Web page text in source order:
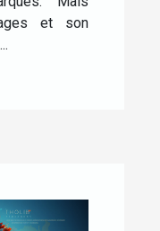
et son